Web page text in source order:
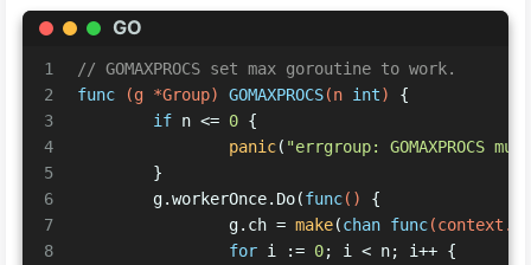
GO
1
2
3
4
5
6
7
8
// GOMAXPROCS set max goroutine to work.
func
(g *Group) GOMAXPROCS(n int)
{
if n <= 0 {
panic( "errgroup: GOMAXPROCS
	}
	g.workerOnce.Do(
func()
{
		g.ch =
make(chan func
for i := 0; i < n; i++ {